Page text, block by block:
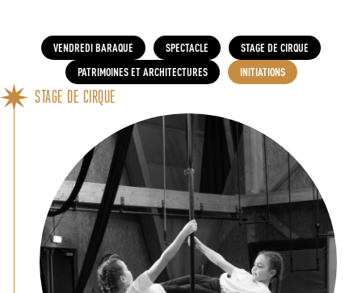
VENDREDI BARAQUE SPECTACLE
STAGE DE CIRQUE
PATRIMOINES ET ARCHITECTURES
INITIATIONS
STAGE DE CIRQUE